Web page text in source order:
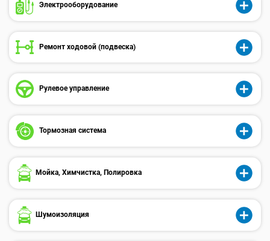
Электрооборудованиe
Ремонт ходовой (подвеска)
Рулевое управление
Тормозная система
Мойка, Химчистка, Полировка
Шумоизоляция